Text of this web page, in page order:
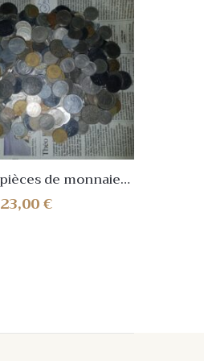
de monnaie
étrangère
23,00€